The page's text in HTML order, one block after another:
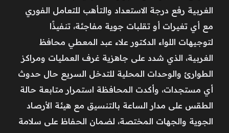
الغربية رفع درجة الاستعداد والتأهب للتعامل الفوري
مع أي تغيرات أو تقلبات جوية مفاجئة، تنفيذًا
لتوجيهات اللواء الدكتور علاء عبد المعطي محافظ
الغربية، الذي شدد على جاهزية غرف العمليات ومراكز
الطوارئ والوحدات المحلية للتدخل السريع حال حدوث
أي مستجدات، وأكدت المحافظة استمرار متابعة حالة
الطقس على مدار الساعة بالتنسيق مع هيئة الأرصاد
الجوية والجهات المختصة، لضمان الحفاظ على سلامة